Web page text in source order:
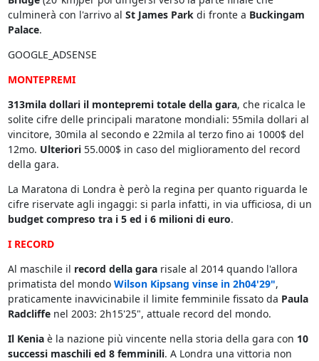
culminerà con l'arrivo al St James Parkdi fronte a Buckingam
Palace.
GOOGLE_ADSENSE
MONTEPREMI
313mila dollari il montepremi totale della gara, che ricalca le
solite cifre delle principali maratone mondiali: 55mila dollari al
vincitore, 30mila al secondo e 22mila al terzo fino ai 1000$ del
12mo. Ulteriori55.000$ in caso del miglioramento del record
della gara.
La Maratona di Londra è però la regina per quanto riguarda le
cifre riservate agli ingaggi: si parla infatti, in via ufficiosa, di un
budget compreso tra i 5 ed i 6 milioni di euro.
I RECORD
Al maschile il record della gararisale al 2014 quando l'allora
primatista del mondo Wilson Kipsang vinse in 2h04'29",
praticamente inavvicinabile il limite femminile fissato da Paula
Radcliffenel 2003: 2h15'25", attuale record del mondo.
Il Kenia è la nazione più vincente nella storia della gara con 10
successi maschili ed 8 femminili. A Londra una vittoria non